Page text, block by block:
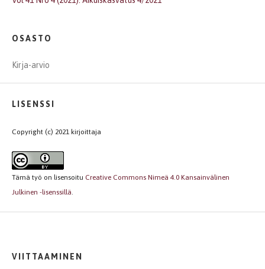
OSASTO
Kirja-arvio
LISENSSI
Copyright (c) 2021 kirjoittaja
Tämä työ on lisensoitu Creative Commons Nimeä 4.0 Kansainvälinen
Julkinen -lisenssillä.
VIITTAAMINEN